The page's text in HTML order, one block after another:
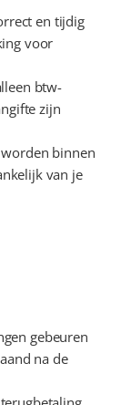
en tijdig
voor
btw-
zijn
van je
gebeuren
na de